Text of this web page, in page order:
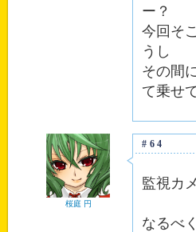
ー？
今回そ
うし
その間
て乗せ
桜庭 円
#64
監視カ
なるべ